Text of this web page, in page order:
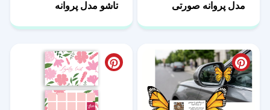
مدل پروانه صورتی
تاشو مدل پروانه